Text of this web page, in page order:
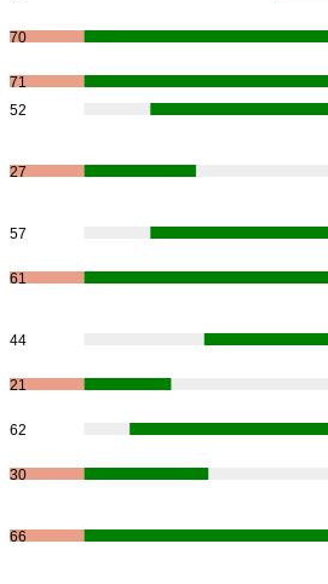
70
71
52
27
57
61
44
21
62
30
66